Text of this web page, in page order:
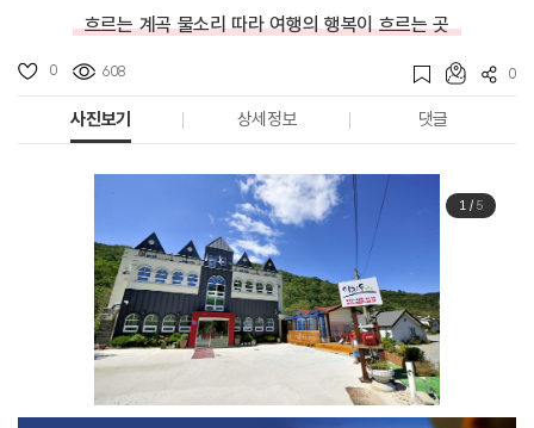
흐르는 계곡 물소리 따라 여행의 행복이 흐르는 곳
0 608 0
사진보기 상세정보 댓글
1/ 5